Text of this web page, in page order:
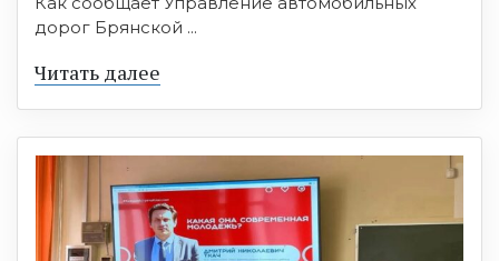
дорог Брянской ...
Читать далее